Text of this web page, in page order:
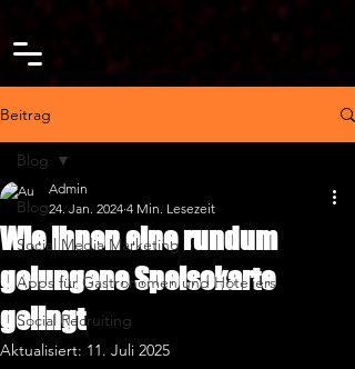
google-site-verification=IhZcY3jQ67marPKJ3Pny-pA2-wVGy-
Beitrag
Blog
Social Media Marketing
Apps für Gastronomen und Hoteliers
Social Recruiting
Blog
Wie Ihnen eine rundum
gelungene Speisekarte
gelingt
Admin
24. Jan. 2024 4 Min. Lesezeit
Aktualisiert: 11. Juli 2025